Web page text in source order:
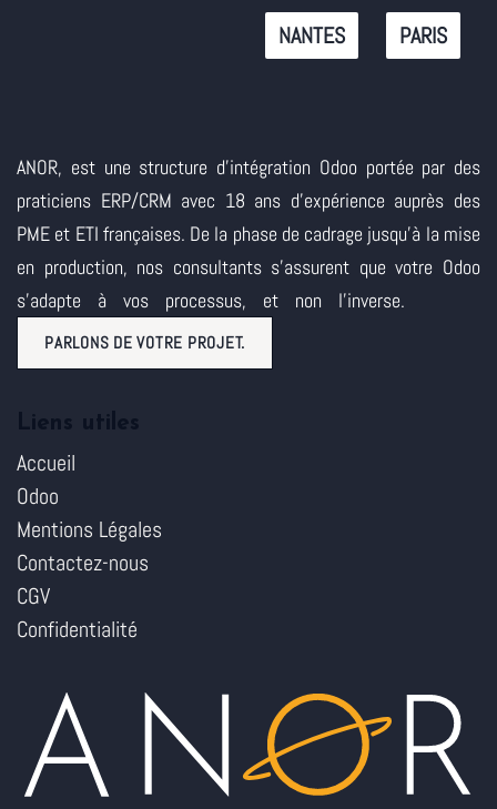
NANTES PARIS
ANOR, est une structure d'intégration Odoo portée par des
praticiens ERP/CRM avec 18 ans d'expérience auprès des
PME et ETI françaises. De la phase de cadrage jusqu'à la mise
en production, nos consultants s'assurent que votre Odoo
s'adapte à vos processus, et non l'inverse.
PARLONS DE VOTRE PROJET.
Accueil
Odoo
Mentions Légales
Contactez-nous
CGV
Confidentialité